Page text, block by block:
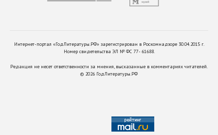
Интернет-портал «ГодЛитературы.РФ» зарегистрирован в Роскомнадзоре 30.04.2015 г.
Номер свидетельства ЭЛ № ФС 77 - 61688.
Редакция не несет ответственности за мнения, высказанные в комментариях читателей.
© 2026 ГодЛитературы.РФ